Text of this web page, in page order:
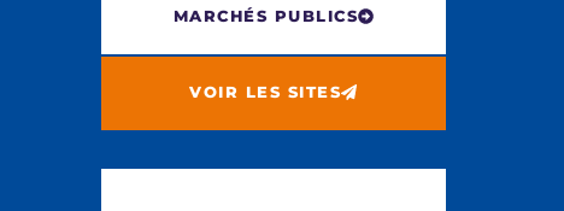
MARCHÉS PUBLICS
VOIR LES SITES